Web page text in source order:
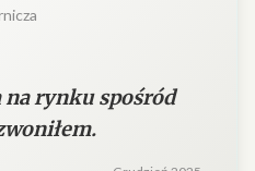
na rynku spośród